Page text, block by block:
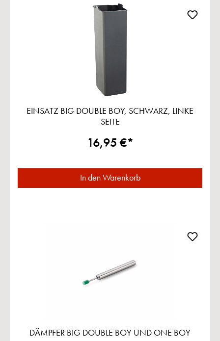
EINSATZ BIG DOUBLE BOY, SCHWARZ, LINKE
SEITE
16,95 €*
In den Warenkorb
DÄMPFER BIG DOUBLE BOY UND ONE BOY